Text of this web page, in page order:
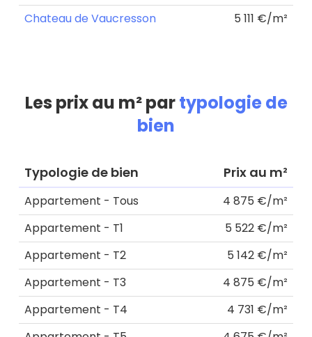
Chateau de Vaucresson
5 111 €/m²
Les prix au m² partypologie de
bien
Typologie de bien Prix au m²
Appartement - Tous
4 875 €/m²
Appartement - T1
5 522 €/m²
Appartement - T2
5 142 €/m²
Appartement - T3
4 875 €/m²
Appartement - T4
4 731 €/m²